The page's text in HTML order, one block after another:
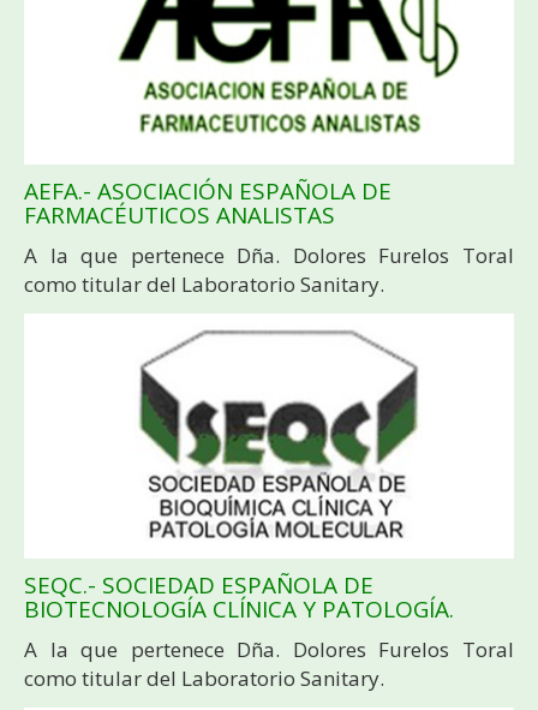
AEFA.- ASOCIACIÓN ESPAÑOLA DE
FARMACÉUTICOS ANALISTAS
A la que pertenece Dña. Dolores Furelos Toral
como titular del Laboratorio Sanitary.
SEQC.- SOCIEDAD ESPAÑOLA DE
BIOTECNOLOGÍA CLÍNICA Y PATOLOGÍA.
A la que pertenece Dña. Dolores Furelos Toral
como titular del Laboratorio Sanitary.